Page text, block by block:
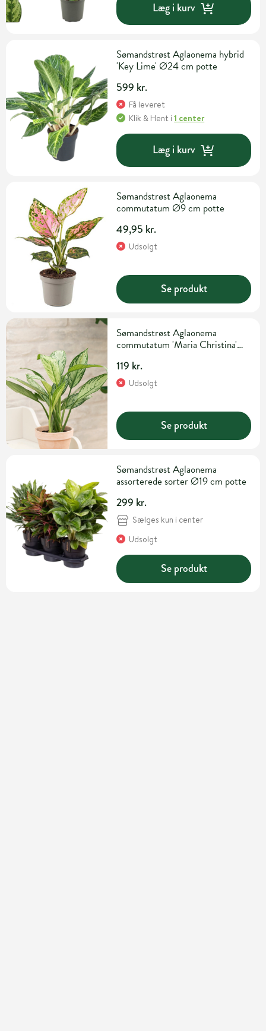
Læg i kurv
Sømandstrøst Aglaonema hybrid
'Key Lime' Ø24 cm potte
599 kr.
Få leveret
Klik & Hent i1 center
Læg i kurv
Sømandstrøst Aglaonema
commutatum Ø9 cm potte
49,95 kr.
Udsolgt
Se produkt
Sømandstrøst Aglaonema
commutatum 'Maria Christina'
119 kr.
Udsolgt
Se produkt
Sømandstrøst Aglaonema
assorterede sorter Ø19 cm potte
299 kr.
Sælges kun i center
Udsolgt
Se produkt